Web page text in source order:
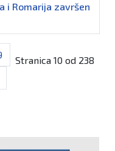
i Romarija završen
Stranica 10 od 238